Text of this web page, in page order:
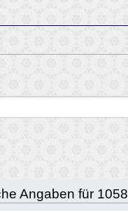
Angaben für 1058